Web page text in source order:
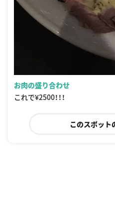
お肉の盛り合わせ
これで¥2500！！！
このスポット